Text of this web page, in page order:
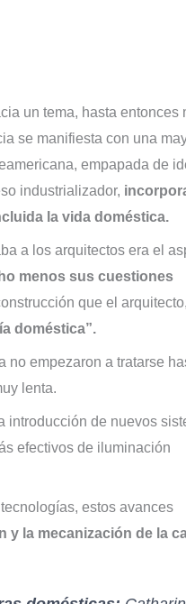
un tema, hasta entonces
se manifiesta con una
empapada de
industrializador,
la vida doméstica.
a los arquitectos era el
menos sus cuestiones
que el
doméstica”.
no empezaron a tratarse
lenta.
introducción de nuevos
efectivos de iluminación
estos avances
y la mecanización de la